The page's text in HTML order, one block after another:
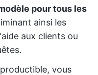
pour tous les
ainsi les
aux clients ou
vous